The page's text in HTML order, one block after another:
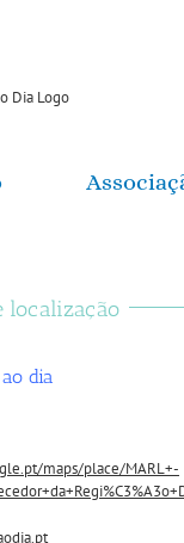
localização
dia
maps/place/MARL+-